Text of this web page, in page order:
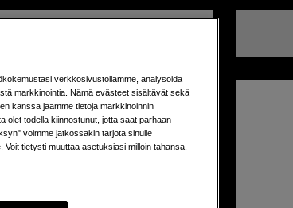
kiillotusliina –
puhdistus linsseille ja
verkkosivustollamme, analysoida
markkinointia. Nämä evästeet sisältävät sekä
kanssa jaamme tietoja markkinoinnin
olet todella kiinnostunut, jotta saat parhaan
voimme jatkossakin tarjota sinulle
tietysti muuttaa asetuksiasi milloin tahansa.